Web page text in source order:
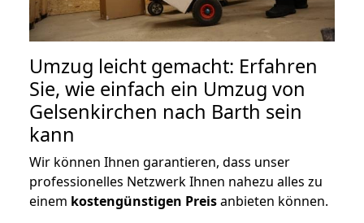
Umzug leicht gemacht: Erfahren
Sie, wie einfach ein Umzug von
Gelsenkirchen nach Barth sein
kann
Wir können Ihnen garantieren, dass unser
professionelles Netzwerk Ihnen nahezu alles zu
einem kostengünstigen Preisanbieten können.